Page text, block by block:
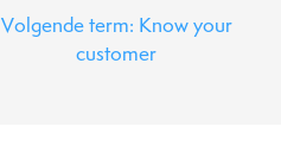
Volgende term: Know your
customer